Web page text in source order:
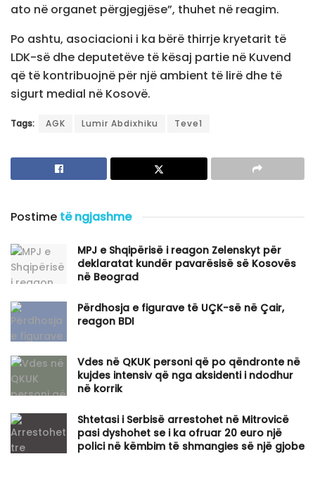
ato në organet përgjegjëse”, thuhet në reagim.
Po ashtu, asociacioni i ka bërë thirrje kryetarit të
LDK-së dhe deputetëve të kësaj partie në Kuvend
që të kontribuojnë për një ambient të lirë dhe të
sigurt medial në Kosovë.
Tags: AGK Lumir Abdixhiku Teve1
Postime të ngjashme
MPJ e Shqipërisë i reagon Zelenskyt për
deklaratat kundër pavarësisë së Kosovës
në Beograd
Përdhosja e figurave të UÇK-së në Çair,
reagon BDI
Vdes në QKUK personi që po qëndronte në
kujdes intensiv që nga aksidenti i ndodhur
në korrik
Shtetasi i Serbisë arrestohet në Mitrovicë
pasi dyshohet se i ka ofruar 20 euro një
polici në këmbim të shmangies së një gjobe